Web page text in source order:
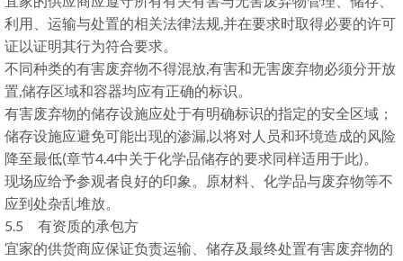
利用、运输与处置的相关法律法规,并在要求时取得必要的许可
证以证明其行为符合要求。
不同种类的有害废弃物不得混放,有害和无害废弃物必须分开放
置,储存区域和容器均应有正确的标识。
有害废弃物的储存设施应处于有明确标识的指定的安全区域；
储存设施应避免可能出现的渗漏,以将对人员和环境造成的风险
降至最低(章节4.4中关于化学品储存的要求同样适用于此)。
现场应给予参观者良好的印象。原材料、化学品与废弃物等不
应到处杂乱堆放。
5.5 有资质的承包方
宜家的供货商应保证负责运输、储存及最终处置有害废弃物的